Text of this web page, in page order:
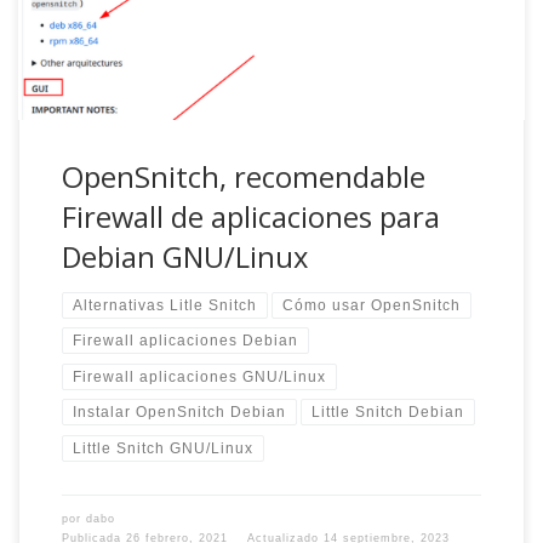
basado en Little Snitch y escrito en Python. Una […]
OpenSnitch, recomendable
Firewall de aplicaciones para
Debian GNU/Linux
Alternativas Litle Snitch Cómo usar OpenSnitch
Firewall aplicaciones Debian
Firewall aplicaciones GNU/Linux
Instalar OpenSnitch Debian Little Snitch Debian
Little Snitch GNU/Linux
por dabo
Publicada 26 febrero, 2021 Actualizado 14 septiembre, 2023